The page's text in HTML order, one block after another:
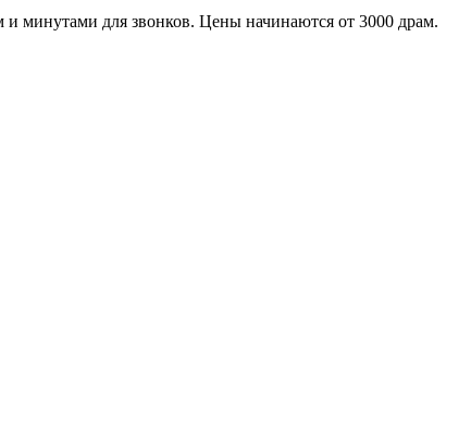
минутами для звонков. Цены начинаются от 3000 драм.